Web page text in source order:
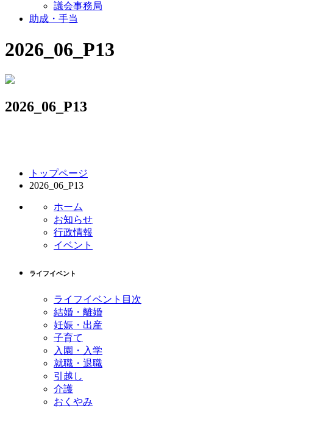
議会事務局
助成・手当
2026_06_P13
2026_06_P13
トップページ
2026_06_P13
ホーム
お知らせ
行政情報
イベント
ライフイベント
ライフイベント目次
結婚・離婚
妊娠・出産
子育て
入園・入学
就職・退職
引越し
介護
おくやみ